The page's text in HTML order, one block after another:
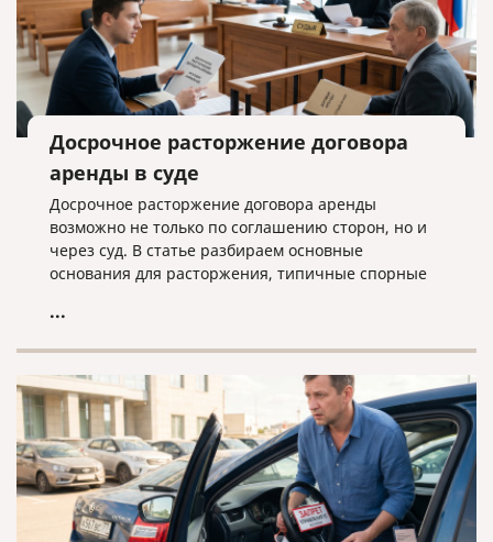
Досрочное расторжение договора
аренды в суде
Досрочное расторжение договора аренды
возможно не только по соглашению сторон, но и
через суд. В статье разбираем основные
основания для расторжения, типичные спорные
нужно проверять заранее.
...